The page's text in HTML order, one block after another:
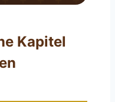
Kapitel